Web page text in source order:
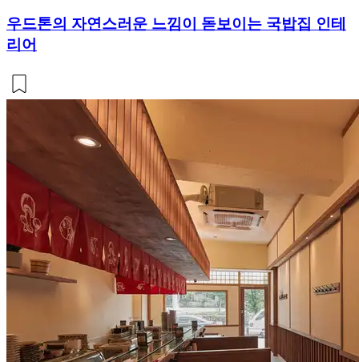
우드톤의 자연스러운 느낌이 돋보이는 국밥집 인테
리어